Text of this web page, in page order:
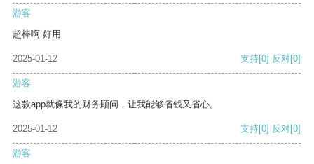
游客
超棒啊 好用
2025-01-12 支持[0] 反对[0]
游客
这款app就像我的财务顾问，让我能够省钱又省心。
2025-01-12 支持[0] 反对[0]
游客